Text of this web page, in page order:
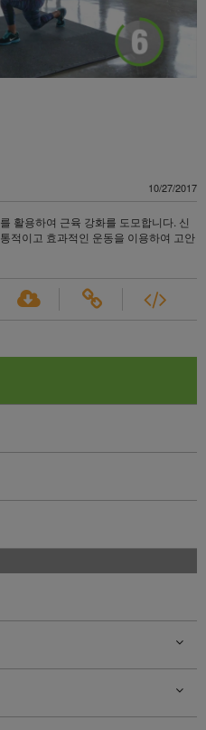
10/27/2017
활용하여 근육 강화를 도모합니다. 신
적이고 효과적인 운동을 이용하여 고안